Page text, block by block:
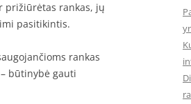
prižiūrėtas rankas, jų
pasitikintis.
rankas
būtinybė gauti